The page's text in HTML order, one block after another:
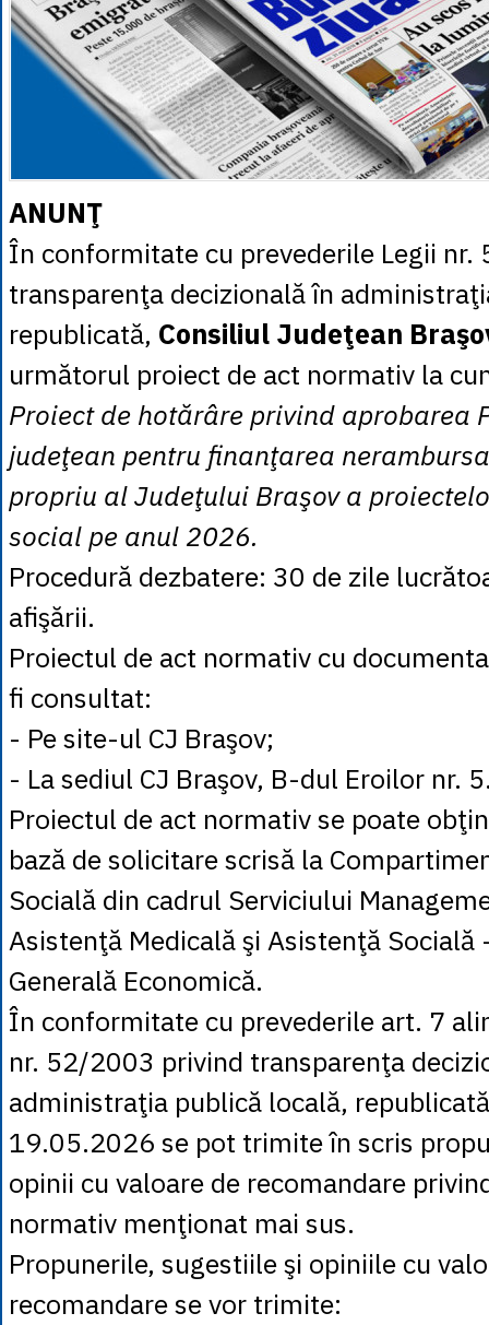
ANUNŢ
În conformitate cu prevederile Legii
transparenţa decizională în
republicată, Consiliul Judeţean
următorul proiect de act normativ la
Proiect de hotărâre privind aprobarea
judeţean pentru finanţarea
propriu al Judeţului Braşov a
social pe anul 2026.
Procedură dezbatere: 30 de zile
afişării.
Proiectul de act normativ cu
fi consultat:
- Pe site-ul CJ Braşov;
- La sediul CJ Braşov, B-dul Eroilor nr.
Proiectul de act normativ se poate
bază de solicitare scrisă la
Socială din cadrul Serviciului
Asistenţă Medicală şi Asistenţă Socială
Generală Economică.
În conformitate cu prevederile art. 7
nr. 52/2003 privind transparenţa
administraţia publică locală,
19.05.2026 se pot trimite în scris
opinii cu valoare de recomandare
normativ menţionat mai sus.
Propunerile, sugestiile şi opiniile cu
recomandare se vor trimite: